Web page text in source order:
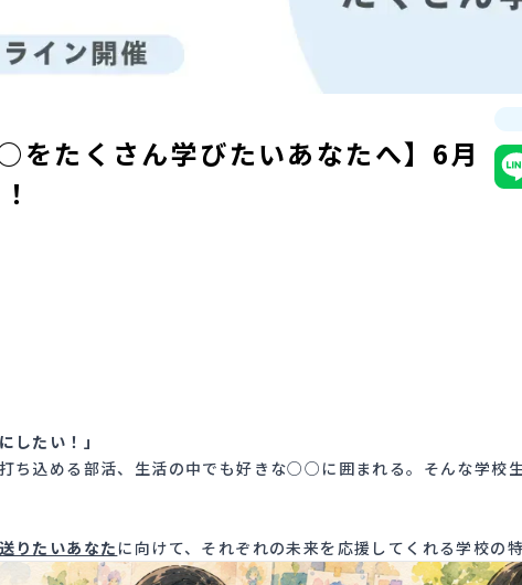
たくさん学びたいあなたへ】6月
したい！」
ち込める部活、生活の中でも好きな○○に囲まれる。そんな学校
りたいあなたに向けて、それぞれの未来を応援してくれる学校の